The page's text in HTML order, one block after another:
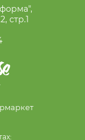
стр.1